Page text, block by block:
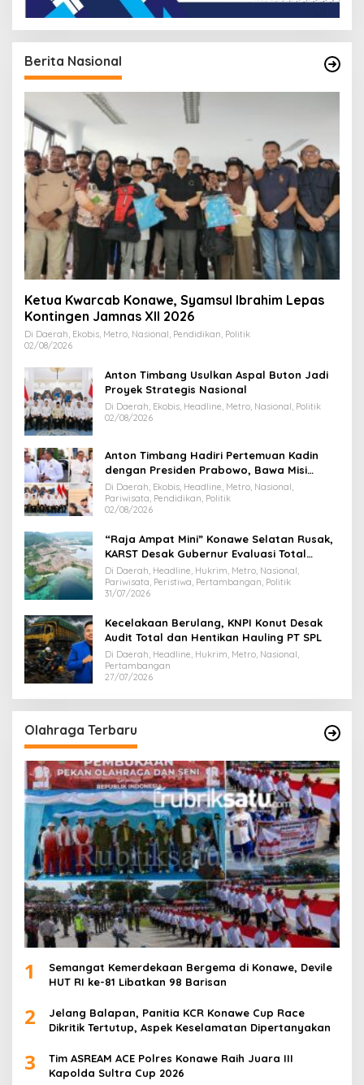
Berita Nasional
Ketua Kwarcab Konawe, Syamsul Ibrahim Lepas
Kontingen Jamnas XII 2026
Di Daerah, Ekobis, Metro, Nasional, Pendidikan, Politik
02/08/2026
Anton Timbang Usulkan Aspal Buton Jadi
Proyek Strategis Nasional
Di Daerah, Ekobis, Headline, Metro, Nasional, Politik
02/08/2026
Anton Timbang Hadiri Pertemuan Kadin
dengan Presiden Prabowo, Bawa Misi
Majukan Ekonomi Sultra
Di Daerah, Ekobis, Headline, Metro, Nasional,
Pariwisata, Pendidikan, Politik
02/08/2026
“Raja Ampat Mini” Konawe Selatan Rusak,
KARST Desak Gubernur Evaluasi Total
Dispar Sultra
Di Daerah, Headline, Hukrim, Metro, Nasional,
Pariwisata, Peristiwa, Pertambangan, Politik
31/07/2026
Kecelakaan Berulang, KNPI Konut Desak
Audit Total dan Hentikan Hauling PT SPL
Di Daerah, Headline, Hukrim, Metro, Nasional,
Pertambangan
27/07/2026
Olahraga Terbaru
1
Semangat Kemerdekaan Bergema di Konawe, Devile
HUT RI ke-81 Libatkan 98 Barisan
2
Jelang Balapan, Panitia KCR Konawe Cup Race
Dikritik Tertutup, Aspek Keselamatan Dipertanyakan
3
Tim ASREAM ACE Polres Konawe Raih Juara III
Kapolda Sultra Cup 2026